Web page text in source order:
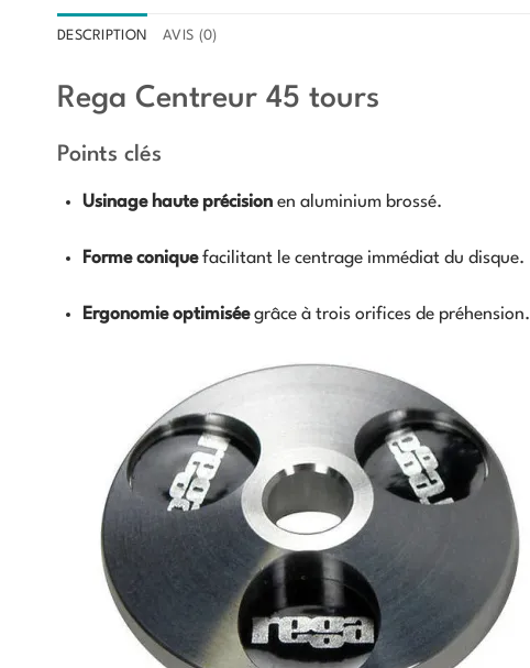
DESCRIPTION AVIS (0)
Rega Centreur 45 tours
Points clés
Usinage haute précisionen aluminium brossé.
Forme coniquefacilitant le centrage immédiat du disque.
Ergonomie optimiséegrâce à trois orifices de préhension.